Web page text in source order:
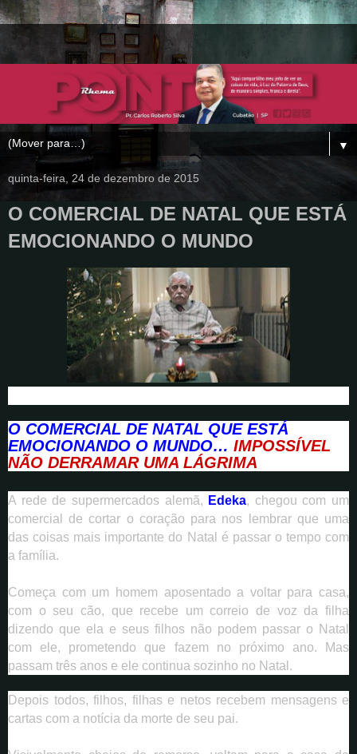
▼
quinta-feira, 24 de dezembro de 2015
O COMERCIAL DE NATAL QUE ESTÁ
EMOCIONANDO O MUNDO
O COMERCIAL DE NATAL QUE ESTÁ
EMOCIONANDO O MUNDO… IMPOSSÍVEL
NÃO DERRAMAR UMA LÁGRIMA
A rede de supermercados alemã, Edeka, chegou com um
comercial de cortar o coração para nos lembrar que uma
das coisas mais importante do Natal é passar o tempo com
a família.
Começa com um homem aposentado a voltar para casa,
com o seu cão, que recebe um correio de voz da filha
dizendo que ela e seus filhos não podem passar o Natal
com ele, prometendo que fazem no próximo ano. Mas
passam três anos e ele continua sozinho no Natal.
Depois todos, filhos, filhas e netos recebem mensagens e
cartas com a notícia da morte de seu pai.